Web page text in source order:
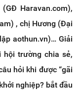
Haravan.com),
, chị Hương (Đại
aothun.vn)… Giải
hội trường chia sẻ,
hỏi khi được “gãi
nghiệp? bắt đầu